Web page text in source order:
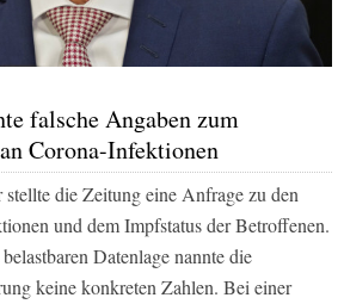
falsche Angaben zum
Corona-Infektionen
stellte die Zeitung eine Anfrage zu den
und dem Impfstatus der Betroffenen.
Datenlage nannte die
keine konkreten Zahlen. Bei einer